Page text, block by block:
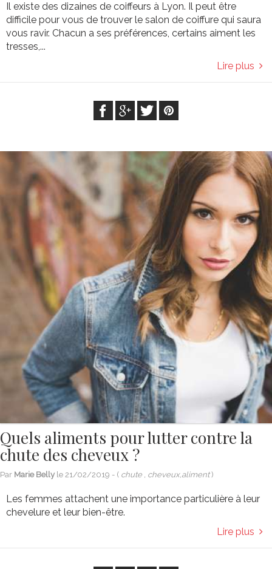
Il existe des dizaines de coiffeurs à Lyon. Il peut être
difficile pour vous de trouver le salon de coiffure qui saura
vous ravir. Chacun a ses préférences, certains aiment les
tresses,...
Lire plus
Quels aliments pour lutter contre la
chute des cheveux ?
Par Marie Belly le 21/02/2019 - ( chute , cheveux,aliment)
Les femmes attachent une importance particulière à leur
chevelure et leur bien-être.
Lire plus